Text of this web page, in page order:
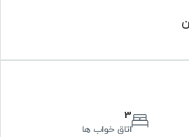
3
اتاق خواب ها